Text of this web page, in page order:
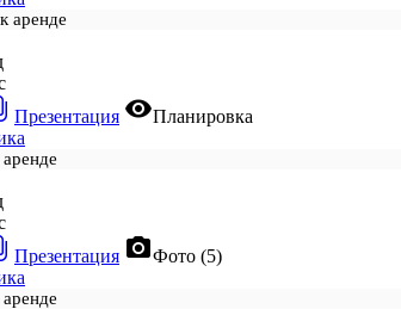
аренде
Презентация visibilityПланировка
Презентация photo_cameraФото (5)